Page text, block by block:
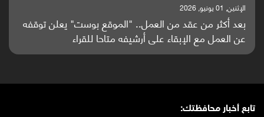
الإثنين, 25 مايو, 2026
باحثون من اليمن يدخلون سباق أبحاث ألزهايمر بدراسة
واعدة منشورة عالميا (ترجمة)
تابع أخبار محافظتك: